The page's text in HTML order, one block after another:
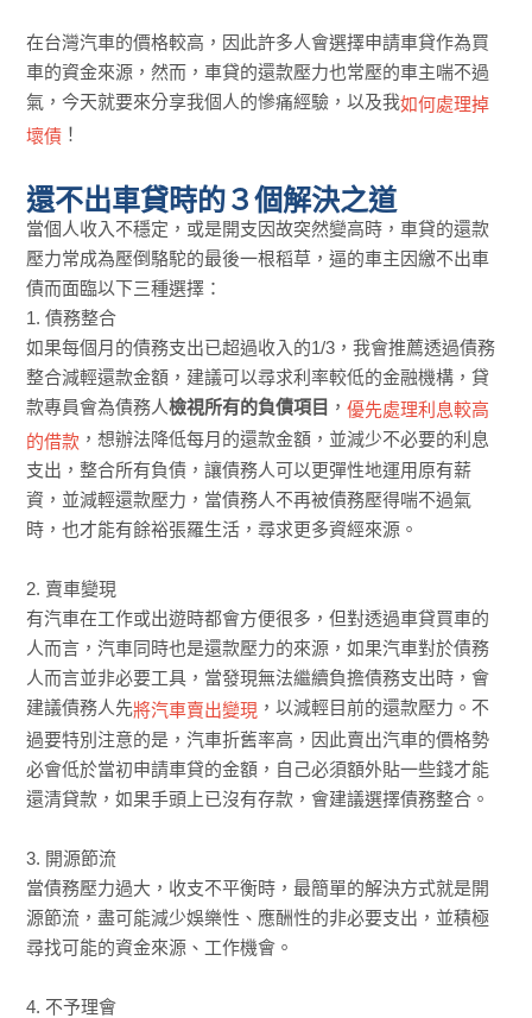
在台灣汽車的價格較高，因此許多人會選擇申請車貸作為買
車的資金來源，然而，車貸的還款壓力也常壓的車主喘不過
氣，今天就要來分享我個人的慘痛經驗，以及我如何處理掉
壞債 ！
還不出車貸時的３個解決之道
當個人收入不穩定，或是開支因故突然變高時，車貸的還款
壓力常成為壓倒駱駝的最後一根稻草，逼的車主因繳不出車
債而面臨以下三種選擇：
1. 債務整合
如果每個月的債務支出已超過收入的1/3，我會推薦透過債務
整合減輕還款金額，建議可以尋求利率較低的金融機構，貸
款專員會為債務人檢視所有的負債項目 ，優先處理利息較高
的借款 ，想辦法降低每月的還款金額，並減少不必要的利息
支出，整合所有負債，讓債務人可以更彈性地運用原有薪
資，並減輕還款壓力，當債務人不再被債務壓得喘不過氣
時，也才能有餘裕張羅生活，尋求更多資經來源。
2. 賣車變現
有汽車在工作或出遊時都會方便很多，但對透過車貸買車的
人而言，汽車同時也是還款壓力的來源，如果汽車對於債務
人而言並非必要工具，當發現無法繼續負擔債務支出時，會
建議債務人先將汽車賣出變現 ，以減輕目前的還款壓力。不
過要特別注意的是，汽車折舊率高，因此賣出汽車的價格勢
必會低於當初申請車貸的金額，自己必須額外貼一些錢才能
還清貸款，如果手頭上已沒有存款，會建議選擇債務整合。
3. 開源節流
當債務壓力過大，收支不平衡時，最簡單的解決方式就是開
源節流，盡可能減少娛樂性、應酬性的非必要支出，並積極
尋找可能的資金來源、工作機會。
4. 不予理會